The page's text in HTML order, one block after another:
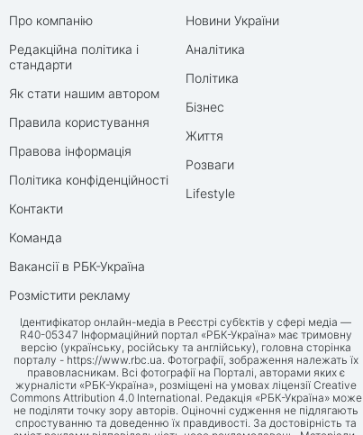
Про компанію
Редакційна політика і
стандарти
Як стати нашим автором
Правила користування
Правова інформація
Політика конфіденційності
Контакти
Команда
Вакансії в РБК-Україна
Розмістити рекламу
Новини України
Аналітика
Політика
Бізнес
Життя
Розваги
Lifestyle
Ідентифікатор онлайн-медіа в Реєстрі суб’єктів у сфері медіа —
R40-05347 Інформаційний портал «РБК-Україна» має тримовну
версію (українську, російську та англійську), головна сторінка
порталу - https://www.rbc.ua. Фотографії, зображення належать їх
правовласникам. Всі фотографії на Порталі, авторами яких є
журналісти «РБК-Україна», розміщені на умовах ліцензії Creative
Commons Attribution 4.0 International. Редакція «РБК-Україна» може
не поділяти точку зору авторів. Оціночні судження не підлягають
спростуванню та доведенню їх правдивості. За достовірність та